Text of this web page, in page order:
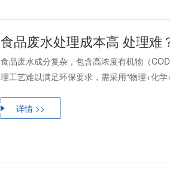
食品废水处理成本高 处理难
食品废水成分复杂，包含高浓度有机物（
理工艺难以满足环保要求，需采用“物理+化
详情 >>